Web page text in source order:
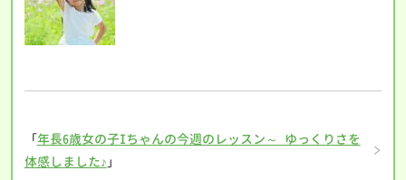
「年長6歳女の子Iちゃんの今週のレッスン～ ゆっくりさを
体感しました♪ 」